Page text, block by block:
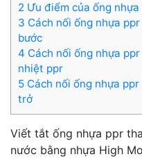
2 Ưu điểm của ống nhựa
3 Cách nối ống nhựa
bước
4 Cách nối ống nhựa
nhiệt ppr
5 Cách nối ống nhựa
trở
Viết tắt ống nhựa ppr
nước bằng nhựa High